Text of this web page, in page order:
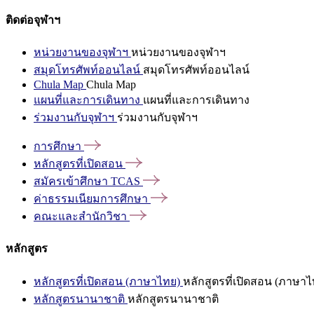
ติดต่อจุฬาฯ
หน่วยงานของจุฬาฯ หน่วยงานของจุฬาฯ
สมุดโทรศัพท์ออนไลน์ สมุดโทรศัพท์ออนไลน์
Chula Map Chula Map
แผนที่และการเดินทาง แผนที่และการเดินทาง
ร่วมงานกับจุฬาฯ ร่วมงานกับจุฬาฯ
การศึกษา
หลักสูตรที่เปิดสอน
สมัครเข้าศึกษา TCAS
ค่าธรรมเนียมการศึกษา
คณะและสำนักวิชา
หลักสูตร
หลักสูตรที่เปิดสอน (ภาษาไทย) หลักสูตรที่เปิดสอน (ภาษาไ
หลักสูตรนานาชาติ หลักสูตรนานาชาติ